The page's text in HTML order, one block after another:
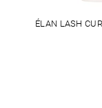
ÉLAN LASH